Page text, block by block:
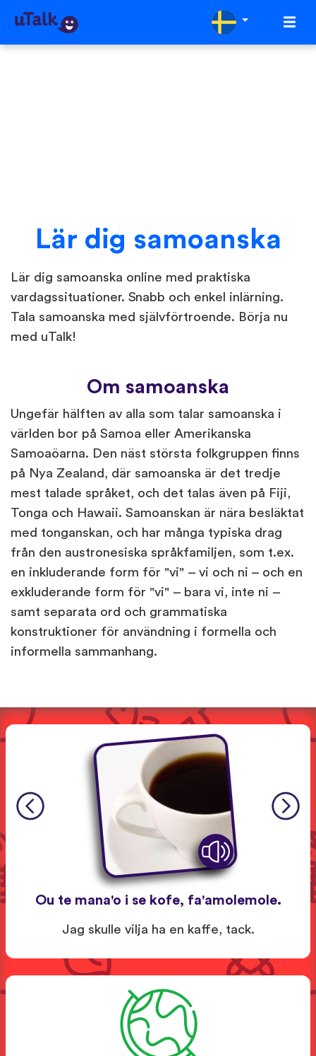
Lär dig samoanska
Lär dig samoanska online med praktiska
vardagssituationer. Snabb och enkel inlärning.
Tala samoanska med självförtroende. Börja nu
med uTalk!
Om samoanska
Ungefär hälften av alla som talar samoanska i
världen bor på Samoa eller Amerikanska
Samoaöarna. Den näst största folkgruppen finns
på Nya Zealand, där samoanska är det tredje
mest talade språket, och det talas även på Fiji,
Tonga och Hawaii. Samoanskan är nära besläktat
med tonganskan, och har många typiska drag
från den austronesiska språkfamiljen, som t.ex.
en inkluderande form för "vi" – vi och ni – och en
exkluderande form för "vi" – bara vi, inte ni –
samt separata ord och grammatiska
konstruktioner för användning i formella och
informella sammanhang.
Ou te mana'o i se kofe, fa'amolemole.
Jag skulle vilja ha en kaffe, tack.